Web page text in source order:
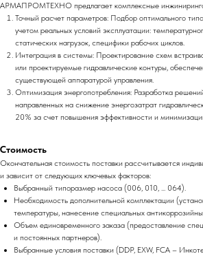
АРМАПРОМТЕХНО предлагает комплексные
Точный расчет параметров: Подбор оптимального
учетом реальных условий эксплуатации:
статических нагрузок, специфики рабочих циклов.
Интеграция в системы: Проектирование схем
или проектируемые гидравлические контуры,
существующей аппаратурой управления.
Оптимизация энергопотребления: Разработка
направленных на снижение энергозатрат
20% за счет повышения эффективности и
Стоимость
Окончательная стоимость поставки рассчитывается
и зависит от следующих ключевых факторов:
Выбранный типоразмер насоса (006, 010, ... 064).
Необходимость дополнительной комплектации
температуры, нанесение специальных
Объем единовременного заказа (предоставление
и постоянных партнеров).
Выбранные условия поставки (DDP, EXW, FCA –